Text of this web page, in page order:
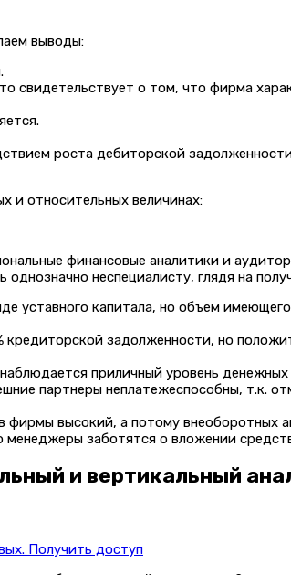
выводы:
свидетельствует о том, что фирма
роста дебиторской
и относительных величинах:
финансовые аналитики и
неспециалисту, глядя на
уставного капитала, но объем
задолженности, но
приличный уровень
партнеры неплатежеспособны, т.к.
высокий, а потому внеоборотных
заботятся о вложении
и вертикальный
Получить доступ